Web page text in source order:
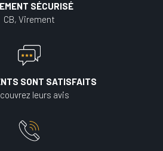
SÉCURISÉ
CB, Virement
SONT SATISFAITS
leurs avis